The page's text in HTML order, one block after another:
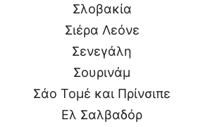
Σλοβακία
Σιέρα Λεόνε
Σενεγάλη
Σουρινάμ
Σάο Τομέ και Πρίνσιπε
Ελ Σαλβαδόρ